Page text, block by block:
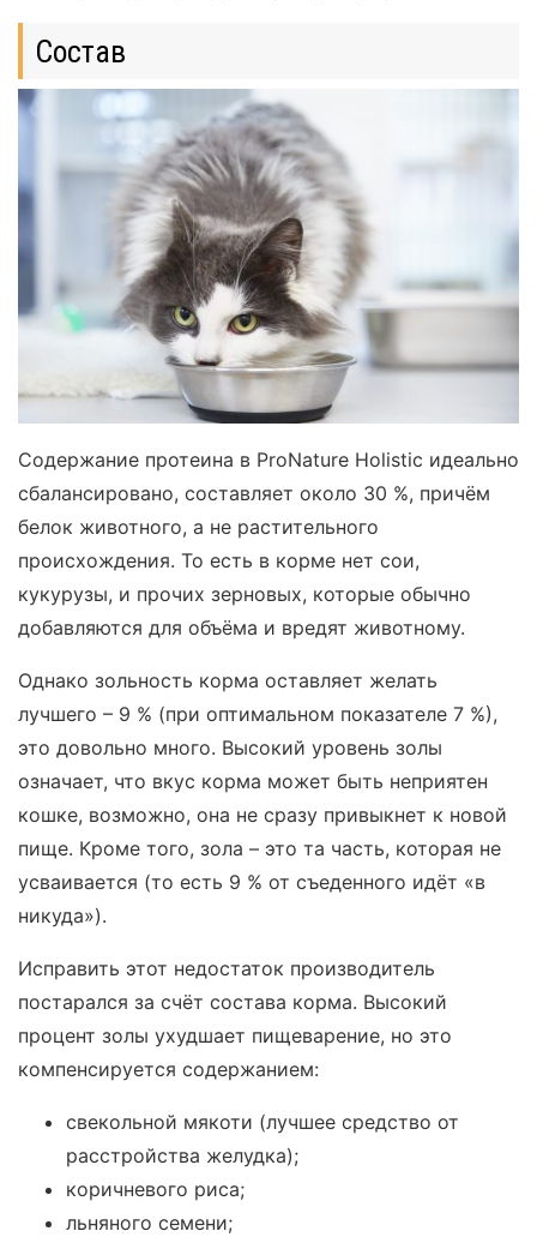
Состав
Содержание протеина в ProNature Holistic идеально
сбалансировано, составляет около 30 %, причём
белок животного, а не растительного
происхождения. То есть в корме нет сои,
кукурузы, и прочих зерновых, которые обычно
добавляются для объёма и вредят животному.
Однако зольность корма оставляет желать
лучшего – 9 % (при оптимальном показателе 7 %),
это довольно много. Высокий уровень золы
означает, что вкус корма может быть неприятен
кошке, возможно, она не сразу привыкнет к новой
пище. Кроме того, зола – это та часть, которая не
усваивается (то есть 9 % от съеденного идёт «в
никуда»).
Исправить этот недостаток производитель
постарался за счёт состава корма. Высокий
процент золы ухудшает пищеварение, но это
компенсируется содержанием:
свекольной мякоти (лучшее средство от
расстройства желудка);
коричневого риса;
льняного семени;